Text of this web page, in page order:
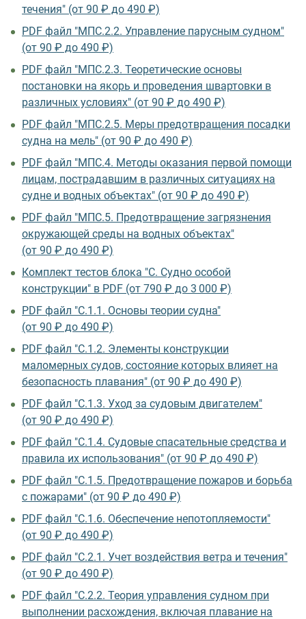
течения" (от 90 ₽ до 490 ₽)
PDF файл "МПС.2.2. Управление парусным судном"
(от 90 ₽ до 490 ₽)
PDF файл "МПС.2.3. Теоретические основы
постановки на якорь и проведения швартовки в
различных условиях" (от 90 ₽ до 490 ₽)
PDF файл "МПС.2.5. Меры предотвращения посадки
судна на мель" (от 90 ₽ до 490 ₽)
PDF файл "МПС.4. Методы оказания первой помощи
лицам, пострадавшим в различных ситуациях на
судне и водных объектах" (от 90 ₽ до 490 ₽)
PDF файл "МПС.5. Предотвращение загрязнения
окружающей среды на водных объектах"
(от 90 ₽ до 490 ₽)
Комплект тестов блока "С. Судно особой
конструкции" в PDF (от 790 ₽ до 3 000 ₽)
PDF файл "С.1.1. Основы теории судна"
(от 90 ₽ до 490 ₽)
PDF файл "С.1.2. Элементы конструкции
маломерных судов, состояние которых влияет на
безопасность плавания" (от 90 ₽ до 490 ₽)
PDF файл "С.1.3. Уход за судовым двигателем"
(от 90 ₽ до 490 ₽)
PDF файл "С.1.4. Судовые спасательные средства и
правила их использования" (от 90 ₽ до 490 ₽)
PDF файл "С.1.5. Предотвращение пожаров и борьба
с пожарами" (от 90 ₽ до 490 ₽)
PDF файл "С.1.6. Обеспечение непотопляемости"
(от 90 ₽ до 490 ₽)
PDF файл "С.2.1. Учет воздействия ветра и течения"
(от 90 ₽ до 490 ₽)
PDF файл "С.2.2. Теория управления судном при
выполнении расхождения, включая плавание на